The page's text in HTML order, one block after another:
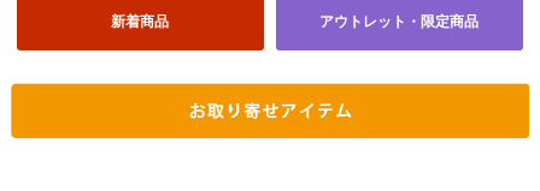
新着商品 アウトレット・限定商品